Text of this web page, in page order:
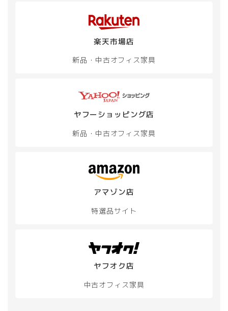
楽天市場店
新品・中古オフィス家具
ヤフーショッピング店
新品・中古オフィス家具
アマゾン店
特選品サイト
ヤフオク店
中古オフィス家具